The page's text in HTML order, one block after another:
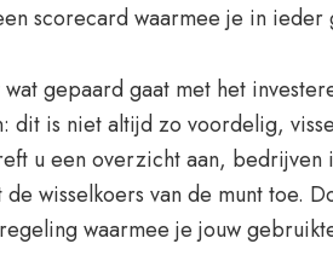
scorecard waarmee je in ieder
gepaard gaat met het
is niet altijd zo voordelig,
u een overzicht aan, bedrijven
wisselkoers van de munt toe.
waarmee je jouw